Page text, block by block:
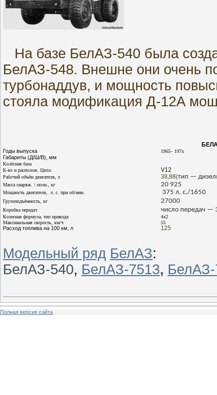
На базе БелАЗ-540 была
БелАЗ-548. Внешне они очень
турбонаддув, и мощность
стояла модификация Д-12А
Годы выпуска 1965– 197x
Габариты (Д/Ш/В), мм
Колёсная база
К-во и располож. Цилл.
V12
Рабочий объём двигателя, л 38,88(тип —
Масса снаряж. \ полн., кг 20 925
Мощность двигателя, л. с. при об/мин. 375 л. с./1650
Грузоподъёмность, кг 27000
Коробка передач число передач —
Колесная формула, тип привода
4х2
Максимальная скорость, км/ч
55
Расход топлива на 100 км, л 125
Модельный ряд БелАЗ:
БелАЗ-540, БелАЗ-7513,
Полная версия сайта